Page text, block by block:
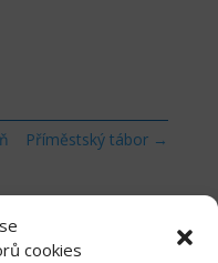
cookies
Příměstský tábor →